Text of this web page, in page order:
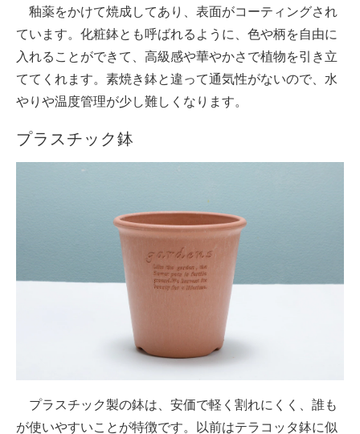
釉薬をかけて焼成してあり、表面がコーティングされ
ています。化粧鉢とも呼ばれるように、色や柄を自由に
入れることができて、高級感や華やかさで植物を引き立
ててくれます。素焼き鉢と違って通気性がないので、水
やりや温度管理が少し難しくなります。
プラスチック鉢
プラスチック製の鉢は、安価で軽く割れにくく、誰も
が使いやすいことが特徴です。以前はテラコッタ鉢に似